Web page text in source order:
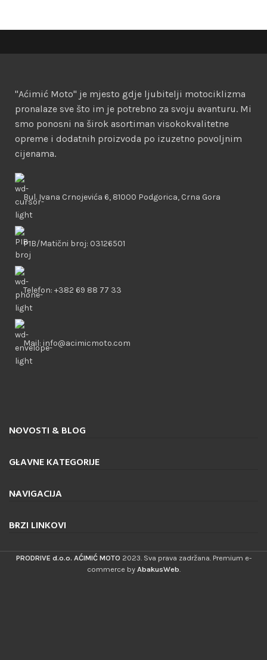
"Aćimić Moto" je mjesto gdje ljubitelji motociklizma
pronalaze sve što im je potrebno za svoju avanturu. Mi
smo ponosni na širok asortiman visokokvalitetne
opreme i dodatnih proizvoda po izuzetno povoljnim
cijenama.
Bul. Ivana Crnojevića 6, 81000 Podgorica, Crna Gora
PIB/Matični broj: 03126501
Telefon: +382 69 88 77 33
Mail: info@acimicmoto.com
NOVOSTI & BLOG
GLAVNE KATEGORIJE
NAVIGACIJA
BRZI LINKOVI
PRODRIVE d.o.o. AĆIMIĆ MOTO 2023. Sva prava zadržana. Premium e-
commerce by AbakusWeb